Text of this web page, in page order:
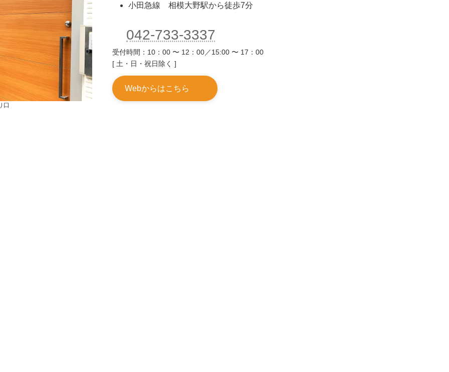
口
小田急線 相模大野駅から徒歩7分
042-733-3337
受付時間：10：00 〜 12：00／15:00 〜 17：00
[ 土・日・祝日除く ]
Webからはこちら